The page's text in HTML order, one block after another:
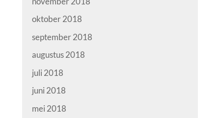
oktober 2018
september 2018
augustus 2018
juli 2018
juni 2018
mei 2018